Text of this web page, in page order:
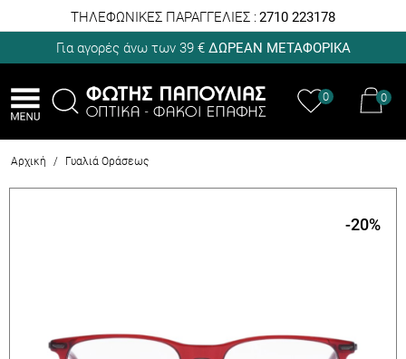
ΤΗΛΕΦΩΝΙΚΕΣ ΠΑΡΑΓΓΕΛΙΕΣ : 2710 223178
Για αγορές άνω των 39 € ΔΩΡΕΑΝ ΜΕΤΑΦΟΡΙΚΑ
0 0
Αρχική / Γυαλιά Οράσεως
-20%